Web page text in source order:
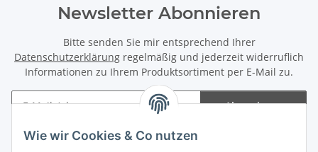
Wie wir Cookies & Co nutzen
Newsletter Abonnieren
Bitte senden Sie mir entsprechend Ihrer
Datenschutzerklärung regelmäßig und jederzeit widerruflich
Informationen zu Ihrem Produktsortiment per E-Mail zu.
Abonnieren